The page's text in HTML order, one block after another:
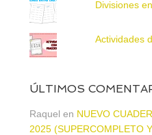
Divisiones
Actividades
ÚLTIMOS
Raquel en NUEVO
2025 (SUPERCOMPLETO